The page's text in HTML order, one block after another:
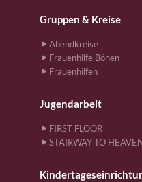
Gruppen & Kreise
Abendkreise
Frauenhilfe Bönen
Frauenhilfen
Jugendarbeit
FIRST FLOOR
STAIRWAY TO